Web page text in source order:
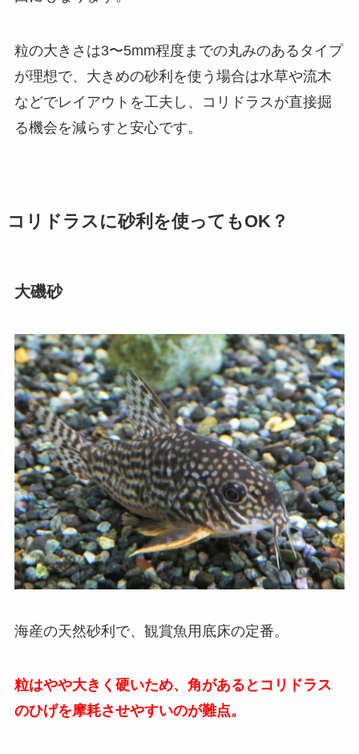
粒の大きさは3〜5mm程度までの丸みのあるタイプ
が理想で、大きめの砂利を使う場合は水草や流木
などでレイアウトを工夫し、コリドラスが直接掘
る機会を減らすと安心です。
コリドラスに砂利を使ってもOK？
大磯砂
海産の天然砂利で、観賞魚用底床の定番。
粒はやや大きく硬いため、角があるとコリドラス
のひげを摩耗させやすいのが難点。